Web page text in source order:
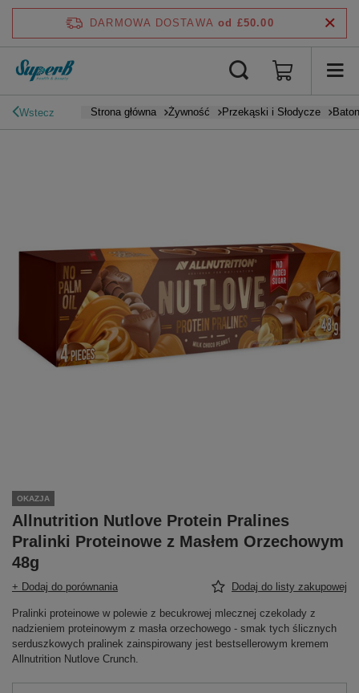
DARMOWA DOSTAWA od £50.00
Wstecz Strona główna Żywność Przekąski i Słodycze
OKAZJA
Allnutrition Nutlove Protein Pralines
Pralinki Proteinowe z Masłem Orzechowym
48g
+ Dodaj do porównania Dodaj do listy zakupowej
Pralinki proteinowe w polewie z becukrowej mlecznej czekolady z
nadzieniem proteinowym z masła orzechowego - smak tych ślicznych
serduszkowych pralinek zainspirowany jest bestsellerowym kremem
Allnutrition Nutlove Crunch.